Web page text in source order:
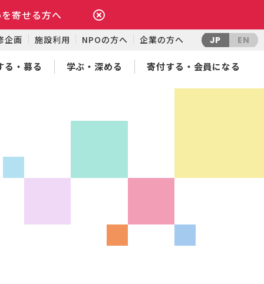
寄せる方へ
企画 施設利用 NPOの方へ 企業の方へ JP EN
る・募る 学ぶ・深める 寄付する・会員になる